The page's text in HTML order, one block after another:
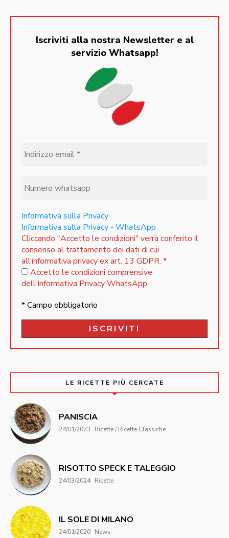
Iscriviti alla nostra Newsletter e al
servizio Whatsapp!
Informativa sulla Privacy
Informativa sulla Privacy - WhatsApp
Cliccando "Accetto le condizioni" verrà conferito il
consenso al trattamento dei dati di cui
all’informativa privacy ex art. 13 GDPR. *
Accetto le condizioni comprensive
dell'Informativa Privacy WhatsApp
* Campo obbligatorio
LE RICETTE PIÙ CERCATE
PANISCIA
24/01/2023 Ricette / Ricette Classiche
RISOTTO SPECK E TALEGGIO
24/03/2024 Ricette
IL SOLE DI MILANO
24/01/2020 News